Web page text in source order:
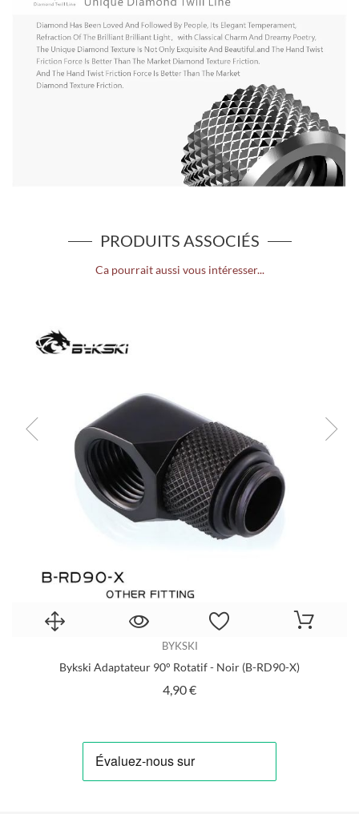
PRODUITS ASSOCIÉS
Ca pourrait aussi vous intéresser...
BYKSKI
Bykski Adaptateur 90° Rotatif - Noir (B-RD90-X)
4,90 €Prix